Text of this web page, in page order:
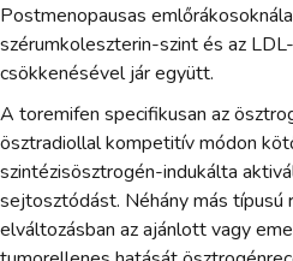
Postmenopausas
szérumkoleszterin-szint és az
csökkenésével jár együtt.
A toremifen specifikusan az
ösztradiollal kompetitív módon
szintézisösztrogén-indukálta
sejtosztódást. Néhány más típusú
elváltozásban az ajánlott vagy